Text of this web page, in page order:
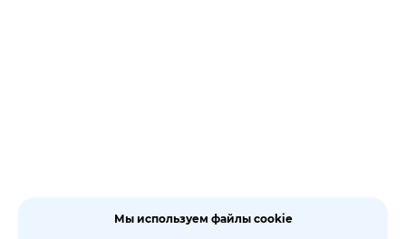
Мы используем файлы cookie